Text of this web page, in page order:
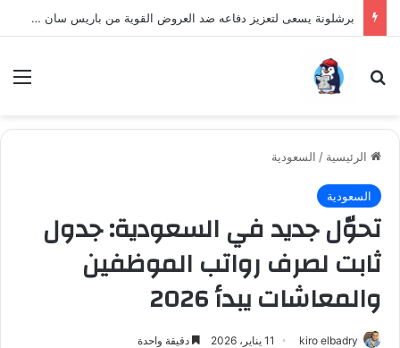
برشلونة يسعى لتعزيز دفاعه ضد العروض القوية من باريس سان جيرمان لنجم الأرجنتين
بحث عن
الرئيسية / السعودية
السعودية
تحوّل جديد في السعودية: جدول
ثابت لصرف رواتب الموظفين
والمعاشات يبدأ 2026
kiro elbadry 11 يناير، 2026 دقيقة واحدة